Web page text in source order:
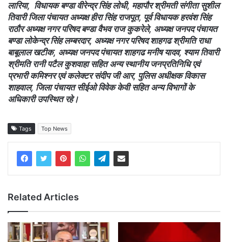
लारिया, विधायक बण्डा वीरेन्द्र सिंह लोधी, महापौर श्रीमती संगीता सुशील
तिवारी जिला पंचायत अध्यक्ष हीरा सिंह राजपूत, पूर्व विधायक हरवंश सिंह
राठौर अध्यक्ष नगर परिषद बण्डा वैभव राज कुकरेले, अध्यक्ष जनपद पंचायत
बण्डा लोकेन्द्र सिंह लम्बरदार, अध्यक्ष नगर परिषद शाहगढ श्रीमति राधा
बाबूलाल खटीक, अध्यक्ष जनपद पंचायत शाहगढ मनीष यादव, श्याम तिवारी
श्रीमति रानी पटैल कुशवाहा सहित अन्य स्थानीय जनप्रतिनिधि एवं
प्रभारी कमिश्नर एवं कलेक्टर संदीप जी आर, पुलिस अधीक्षक विकास
शाहवाल, जिला पंचायत सीईओ विवेक केवी सहित अन्य विभागों के
अधिकारी उपस्थित रहे।
Tags Top News
Related Articles